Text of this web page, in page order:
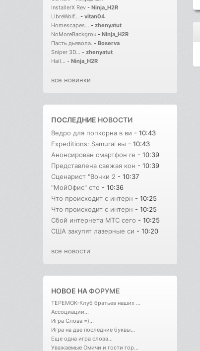
InstallerX Rev - Ninja_H2R
LibreWolf... - vitan04
Homescapes... - zhenyatut
NoMoreBackgrou - Ninja_H2R
Пасть дьявола. - Boserva
Sniper 3D... - zhenyatut
Hail... - Ninja_H2R
все новинки
ПОСЛЕДНИЕ НОВОСТИ
Ведро для попкорна в ви - 10:43
Expeditions: Samurai вы - 10:43
Анонсирован смартфон re - 10:39
Представлена свежая кон - 10:39
Сценарист "Вонки 2 - 10:37
"МойОфис" сто - 10:36
Что происходит с интерн - 10:25
Что происходит с интерн - 10:25
Сбой интернета МТС сего - 10:25
США закупят лазерные си - 10:20
все новости
НОВОЕ НАФОРУМЕ
ТЕРЕМОК-Клуб братьев наших ...
Ассоциации...
Игра Слова =)...
Игра на две последние буквы...
Еще одна игра слова...
Уважаемые Омичи и гости гор...